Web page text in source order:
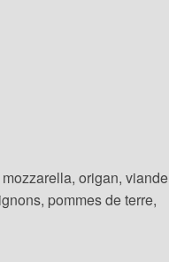
origan, viande
pommes de terre,